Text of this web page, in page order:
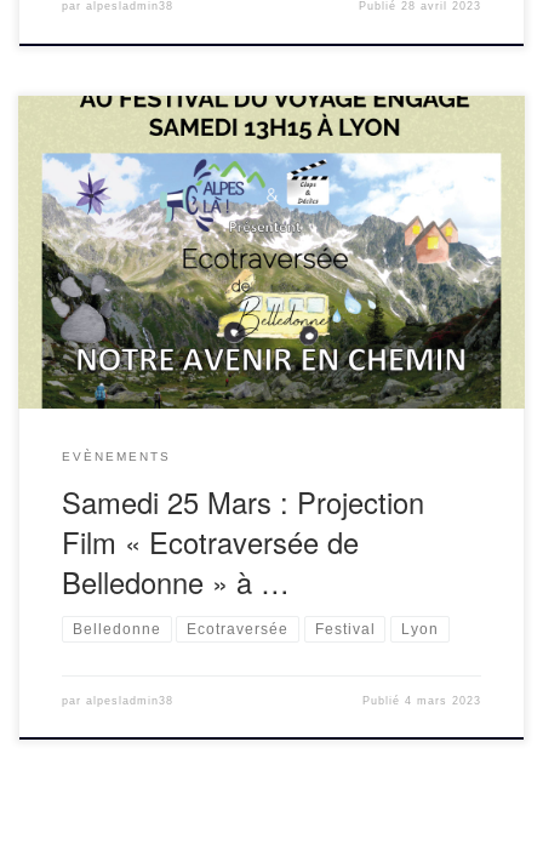
par alpesladmin38 Publié28 avril 2023
RDV le samedi 25 Mars 2023 pour une projection proposée
à l’occasion du Festival du Voyage Engagé organisé
par l’association On the Green Road suivi d’échanges avec
Vincent Martin, accompagnateur en montagne […]
EVÈNEMENTS
Samedi 25 Mars : Projection
Film « Ecotraversée de
Belledonne » à …
Belledonne Ecotraversée Festival Lyon
par alpesladmin38 Publié4 mars 2023